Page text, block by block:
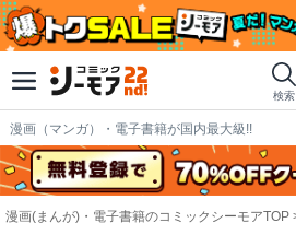
検索
漫画（マンガ）・電子書籍が国内最大級!!
漫画(まんが)・電子書籍のコミックシーモアTOP